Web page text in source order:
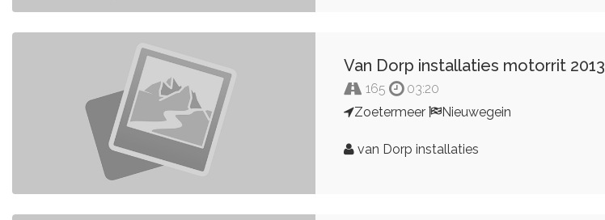
Van Dorp installaties motorrit 2013
165
03:20
Zoetermeer
Nieuwegein
van Dorp installaties